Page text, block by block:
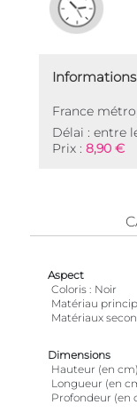
France
Délai : entre
Prix : 8,90 €
Aspect
Coloris
Noir
Matériau
Matériaux
Dimensions
Hauteur (en cm)
Longueur (en
Profondeur (en